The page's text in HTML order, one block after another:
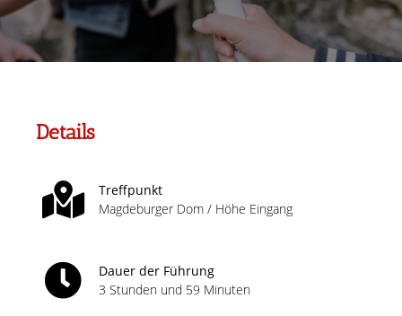
Details
Treffpunkt
Magdeburger Dom / Höhe Eingang
Dauer der Führung
3 Stunden und 59 Minuten